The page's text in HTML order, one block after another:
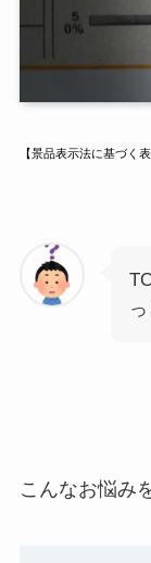
【景品表示法に基づく
こんなお悩み